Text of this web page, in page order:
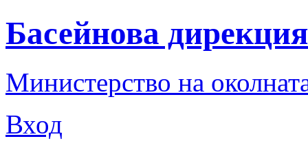
Басейнова
Министерство на
Вход